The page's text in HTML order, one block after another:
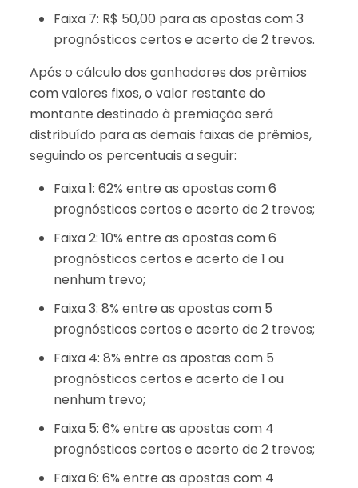
Faixa 7: R$ 50,00 para as apostas com 3
prognósticos certos e acerto de 2 trevos.
Após o cálculo dos ganhadores dos prêmios
com valores fixos, o valor restante do
montante destinado à premiação será
distribuído para as demais faixas de prêmios,
seguindo os percentuais a seguir:
Faixa 1: 62% entre as apostas com 6
prognósticos certos e acerto de 2 trevos;
Faixa 2: 10% entre as apostas com 6
prognósticos certos e acerto de 1 ou
nenhum trevo;
Faixa 3: 8% entre as apostas com 5
prognósticos certos e acerto de 2 trevos;
Faixa 4: 8% entre as apostas com 5
prognósticos certos e acerto de 1 ou
nenhum trevo;
Faixa 5: 6% entre as apostas com 4
prognósticos certos e acerto de 2 trevos;
Faixa 6: 6% entre as apostas com 4